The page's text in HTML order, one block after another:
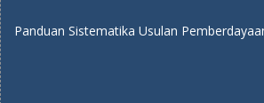
Panduan Sistematika Usulan